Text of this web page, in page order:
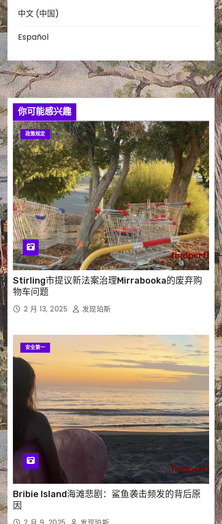
中文 (中国)
Español
你可能感兴趣
政策规定
Stirling市提议新法案治理Mirrabooka的废弃购
物车问题
2 月 13, 2025 发现珀斯
安全第一
Bribie Island海滩悲剧：鲨鱼袭击频发的背后原
因